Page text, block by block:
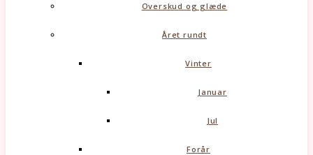
Overskud og glæde
Året rundt
Vinter
Januar
Jul
Forår